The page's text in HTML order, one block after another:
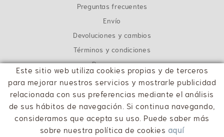
Preguntas frecuentes
Envío
Devoluciones y cambios
Términos y condiciones
Pago seguro
CONTACTO
info@cpaolot.cat
Este sitio web utiliza cookies propias y de terceros
para mejorar nuestros servicios y mostrarle publicidad
relacionada con sus preferencias mediante el análisis
de sus hábitos de navegación. Si continua navegando,
consideramos que acepta su uso. Puede saber más
sobre nuestra política de cookies aquí